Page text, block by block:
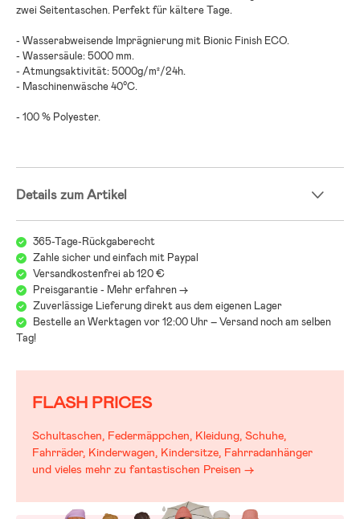
zwei Seitentaschen. Perfekt für kältere Tage.
- Wasserabweisende Imprägnierung mit Bionic Finish ECO.
- Wassersäule: 5000 mm.
- Atmungsaktivität: 5000g/m²/24h.
- Maschinenwäsche 40°C.
- 100 % Polyester.
Details zum Artikel
365-Tage-Rückgaberecht
Zahle sicher und einfach mit Paypal
Versandkostenfrei ab 120 €
Preisgarantie - Mehr erfahren ->
Zuverlässige Lieferung direkt aus dem eigenen Lager
Bestelle an Werktagen vor 12:00 Uhr – Versand noch am selben
Tag!
FLASH PRICES
Schultaschen, Federmäppchen, Kleidung, Schuhe,
Fahrräder, Kinderwagen, Kindersitze, Fahrradanhänger
und vieles mehr zu fantastischen Preisen →